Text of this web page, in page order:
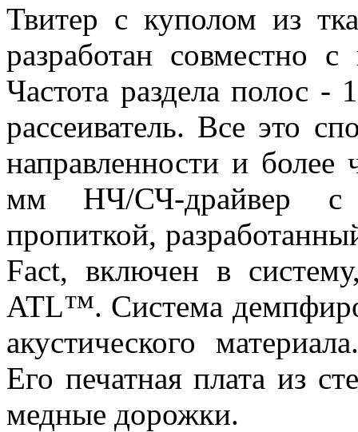
Твитер с куполом из
разработан совместно
Частота раздела полос -
рассеиватель. Все это
направленности и более
мм НЧ/СЧ-драйвер
пропиткой,
Fact, включен в
ATL™. Система
акустического
Его печатная плата из
медные дорожки.